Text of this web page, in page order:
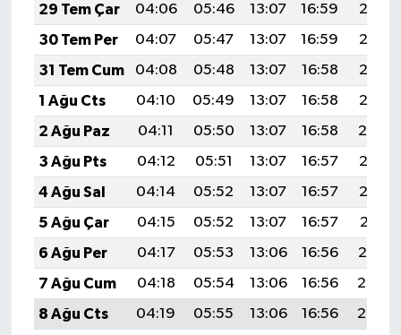
29 Tem Çar
04:06 05:46 13:07 16:59
20:18
30 Tem Per
04:07 05:47 13:07 16:59
20:17
31 Tem Cum
04:08 05:48 13:07 16:58
20:16
1 Ağu Cts
04:10 05:49 13:07 16:58
20:15
2 Ağu Paz
04:11 05:50 13:07 16:58
20:14
3 Ağu Pts
04:12 05:51 13:07 16:57
20:13
4 Ağu Sal
04:14 05:52 13:07 16:57
20:12
5 Ağu Çar
04:15 05:52 13:07 16:57
20:11
6 Ağu Per
04:17 05:53 13:06 16:56
20:10
7 Ağu Cum
04:18 05:54 13:06 16:56
20:08
8 Ağu Cts
04:19 05:55 13:06 16:56
20:07